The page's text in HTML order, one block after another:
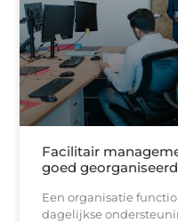
Facilitair
goed
Een organisatie
dagelijkse